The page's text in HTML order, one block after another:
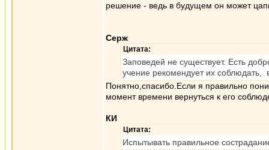
решение - ведь в будущем он может
Серж
Цитата:
Заповедей не существует. Есть
учение рекомендует их соблюдать,
Понятно,спасибо.Если я правильно
момент времени вернуться к его
КИ
Цитата:
Испытывать правильное